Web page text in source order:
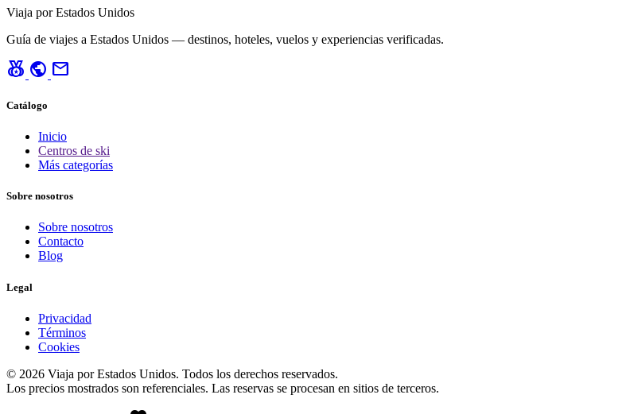
Viaja por Estados Unidos
Guía de viajes a Estados Unidos — destinos, hoteles, vuelos y experiencias verificadas.
social_leaderboard public mail
Catálogo
Inicio
Centros de ski
Más categorías
Sobre nosotros
Sobre nosotros
Contacto
Blog
Legal
Privacidad
Términos
Cookies
© 2026 Viaja por Estados Unidos. Todos los derechos reservados.
Los precios mostrados son referenciales. Las reservas se procesan en sitios de terceros.